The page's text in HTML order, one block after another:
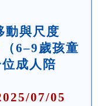
動與尺度
6–9歲孩童
成人陪
07/05